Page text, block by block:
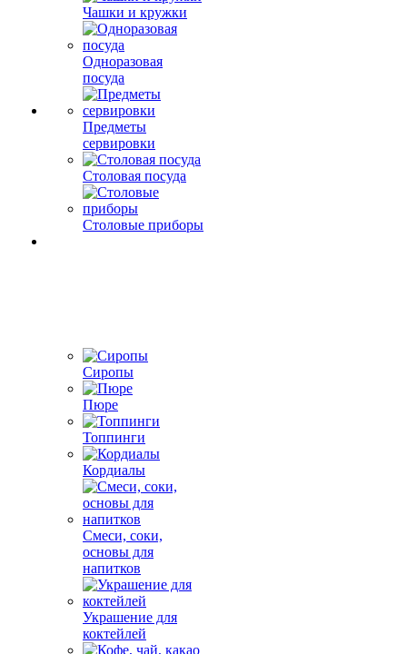
Чашки и кружки
Одноразовая
посуда
Предметы
сервировки
Столовая посуда
Столовые приборы
Сиропы
Пюре
Топпинги
Кордиалы
Смеси, соки,
основы для
напитков
Украшение для
коктейлей